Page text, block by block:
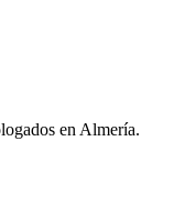
en Almería.